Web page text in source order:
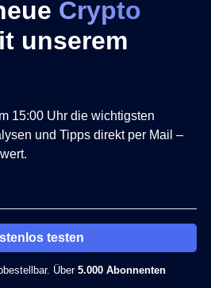
Crypto
unserem
15:00 Uhr die wichtigsten
und Tipps direkt per Mail –
testen
Über 5.000 Abonnenten